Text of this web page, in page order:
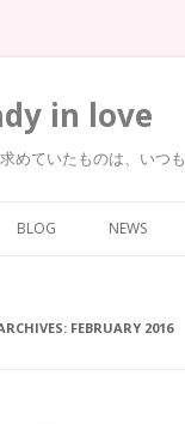
in love
めていたものは、いつも
BLOG NEWS
FEBRUARY 2016